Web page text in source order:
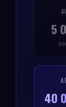
5
40